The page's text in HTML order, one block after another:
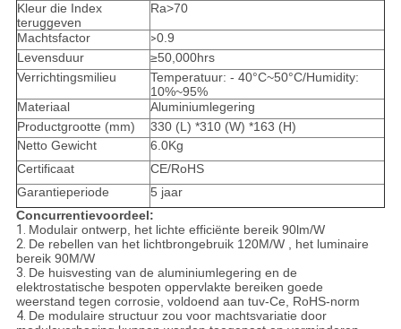
Kleur die Index
teruggeven
Ra>70
Machtsfactor >0.9
Levensduur
≥50,000hrs
Verrichtingsmilieu
Temperatuur: - 40°C~50°C/Humidity:
10%~95%
Materiaal
Aluminiumlegering
Productgrootte (mm)
330 (L) *310 (W) *163 (H)
Netto Gewicht
6.0Kg
Certificaat
CE/RoHS
Garantieperiode
5 jaar
Concurrentievoordeel:
1. Modulair ontwerp, het lichte efficiënte bereik 90lm/W
2. De rebellen van het lichtbrongebruik 120M/W , het luminaire
bereik 90M/W
3. De huisvesting van de aluminiumlegering en de
elektrostatische bespoten oppervlakte bereiken goede
weerstand tegen corrosie, voldoend aan tuv-Ce, RoHS-norm
4. De modulaire structuur zou voor machtsvariatie door